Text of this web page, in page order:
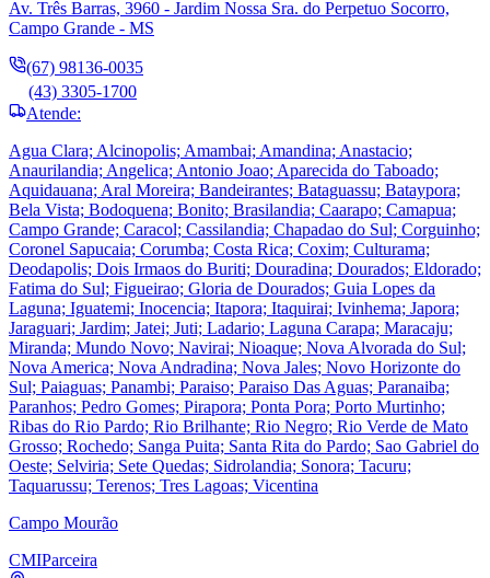
Av. Três Barras, 3960 - Jardim Nossa Sra. do Perpetuo Socorro,
Campo Grande - MS
(67) 98136-0035
(43) 3305-1700
Atende:
Agua Clara; Alcinopolis; Amambai; Amandina; Anastacio;
Anaurilandia; Angelica; Antonio Joao; Aparecida do Taboado;
Aquidauana; Aral Moreira; Bandeirantes; Bataguassu; Bataypora;
Bela Vista; Bodoquena; Bonito; Brasilandia; Caarapo; Camapua;
Campo Grande; Caracol; Cassilandia; Chapadao do Sul; Corguinho;
Coronel Sapucaia; Corumba; Costa Rica; Coxim; Culturama;
Deodapolis; Dois Irmaos do Buriti; Douradina; Dourados; Eldorado;
Fatima do Sul; Figueirao; Gloria de Dourados; Guia Lopes da
Laguna; Iguatemi; Inocencia; Itapora; Itaquirai; Ivinhema; Japora;
Jaraguari; Jardim; Jatei; Juti; Ladario; Laguna Carapa; Maracaju;
Miranda; Mundo Novo; Navirai; Nioaque; Nova Alvorada do Sul;
Nova America; Nova Andradina; Nova Jales; Novo Horizonte do
Sul; Paiaguas; Panambi; Paraiso; Paraiso Das Aguas; Paranaiba;
Paranhos; Pedro Gomes; Pirapora; Ponta Pora; Porto Murtinho;
Ribas do Rio Pardo; Rio Brilhante; Rio Negro; Rio Verde de Mato
Grosso; Rochedo; Sanga Puita; Santa Rita do Pardo; Sao Gabriel do
Oeste; Selviria; Sete Quedas; Sidrolandia; Sonora; Tacuru;
Taquarussu; Terenos; Tres Lagoas; Vicentina
Campo Mourão
CMIParceira